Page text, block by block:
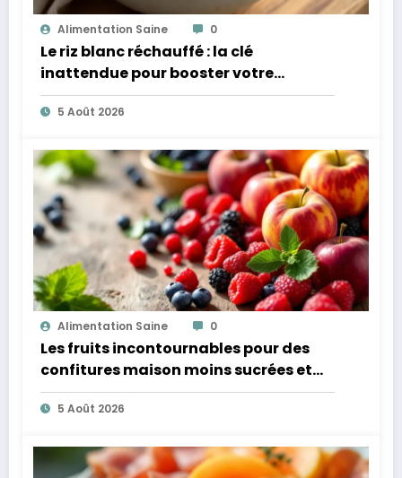
Alimentation Saine 0
Le riz blanc réchauffé : la clé
inattendue pour booster votre
microbiote
5 Août 2026
Alimentation Saine 0
Les fruits incontournables pour des
confitures maison moins sucrées et
plus légères
5 Août 2026